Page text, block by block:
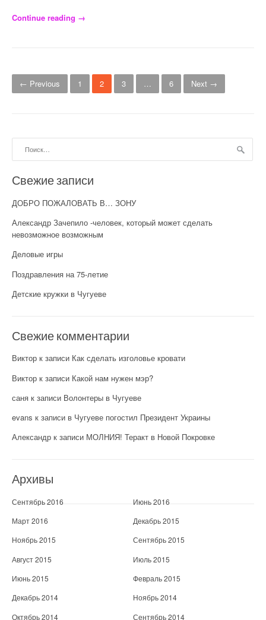
Continue reading «Пути решения социальных проблем»
→
Posts navigation
← Previous 1 2 3 … 6 Next →
Свежие записи
ДОБРО ПОЖАЛОВАТЬ В… ЗОНУ
Александр Зачепило -человек, который может сделать
невозможное возможным
Деловые игры
Поздравления на 75-летие
Детские кружки в Чугуеве
Свежие комментарии
Виктор к записи Как сделать изголовье кровати
Виктор к записи Какой нам нужен мэр?
саня к записи Волонтеры в Чугуеве
evans к записи в Чугуеве погостил Президент Украины
Александр к записи МОЛНИЯ! Теракт в Новой Покровке
Архивы
Сентябрь 2016
Июнь 2016
Март 2016
Декабрь 2015
Ноябрь 2015
Сентябрь 2015
Август 2015
Июль 2015
Июнь 2015
Февраль 2015
Декабрь 2014
Ноябрь 2014
Октябрь 2014
Сентябрь 2014